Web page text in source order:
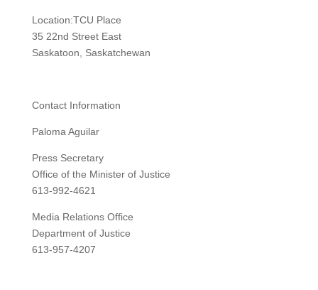
Location:TCU Place
35 22nd Street East
Saskatoon, Saskatchewan
Contact Information
Paloma Aguilar
Press Secretary
Office of the Minister of Justice
613-992-4621
Media Relations Office
Department of Justice
613-957-4207